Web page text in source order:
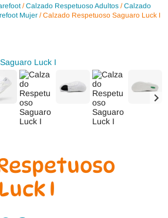
/Calzado Respetuoso Adultos /Calzado
Mujer / Calzado Respetuoso Saguaro Luck I
I